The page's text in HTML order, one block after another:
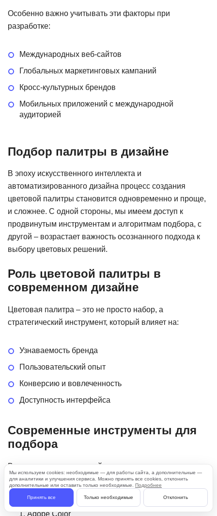
Особенно важно учитывать эти факторы при
разработке:
Международных веб-сайтов
Глобальных маркетинговых кампаний
Кросс-культурных брендов
Мобильных приложений с международной
аудиторией
Подбор палитры в дизайне
В эпоху искусственного интеллекта и
автоматизированного дизайна процесс создания
цветовой палитры становится одновременно и проще,
и сложнее. С одной стороны, мы имеем доступ к
продвинутым инструментам и алгоритмам подбора, с
другой – возрастает важность осознанного подхода к
выбору цветовых решений.
Роль цветовой палитры в
современном дизайне
Цветовая палитра – это не просто набор, а
стратегический инструмент, который влияет на:
Узнаваемость бренда
Пользовательский опыт
Конверсию и вовлеченность
Доступность интерфейса
Современные инструменты для
подбора
В настоящее время дизайнеры имеют доступ к
множеству инструментов, использующих AI-алгоритмы
для генерации и анализа палитр:
Adobe Color
Мы используем cookies: необходимые — для работы сайта, а дополнительные —
для аналитики и улучшения сервиса. Можно принять все cookies, отклонить
дополнительные или оставить только необходимые. Подробнее
Принять все Только необходимые Отклонить